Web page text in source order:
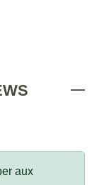
aux